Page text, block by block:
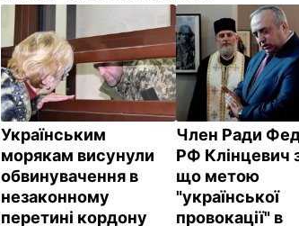
Українським
морякам висунули
обвинувачення в
незаконному
перетині кордону
Член Ради
РФ Клінцевич
що метою
"української
провокації" в